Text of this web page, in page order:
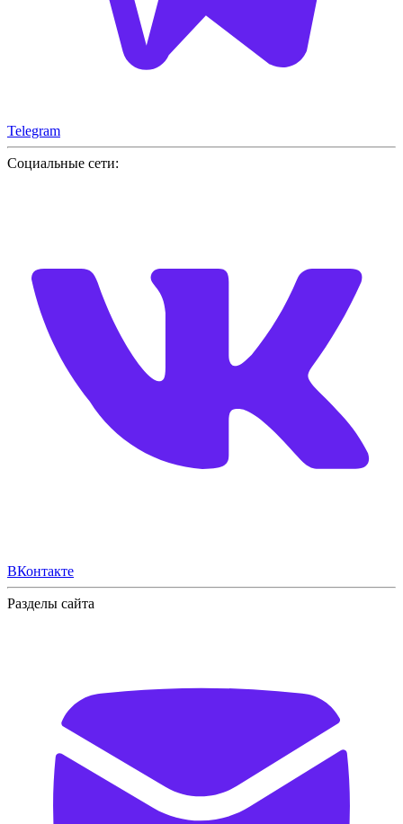
Telegram
Социальные сети:
ВКонтакте
Разделы сайта